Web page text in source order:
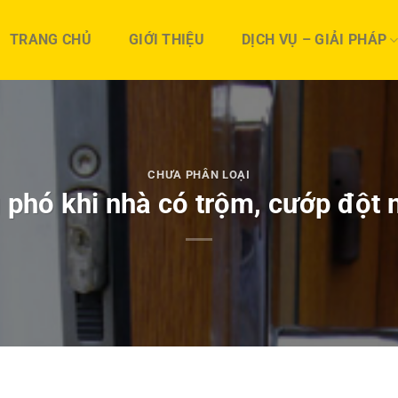
TRANG CHỦ GIỚI THIỆU DỊCH VỤ – GIẢI PHÁP
CHƯA PHÂN LOẠI
phó khi nhà có trộm, cướp đột